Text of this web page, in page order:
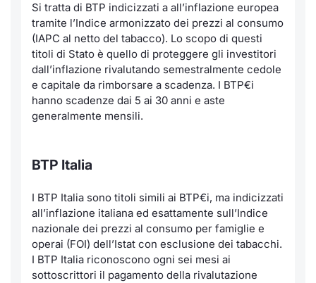
Si tratta di BTP indicizzati a all’inflazione europea
tramite l’Indice armonizzato dei prezzi al consumo
(IAPC al netto del tabacco). Lo scopo di questi
titoli di Stato è quello di proteggere gli investitori
dall’inflazione rivalutando semestralmente cedole
e capitale da rimborsare a scadenza. I BTP€i
hanno scadenze dai 5 ai 30 anni e aste
generalmente mensili.
BTP Italia
I BTP Italia sono titoli simili ai BTP€i, ma indicizzati
all’inflazione italiana ed esattamente sull’Indice
nazionale dei prezzi al consumo per famiglie e
operai (FOI) dell’Istat con esclusione dei tabacchi.
I BTP Italia riconoscono ogni sei mesi ai
sottoscrittori il pagamento della rivalutazione